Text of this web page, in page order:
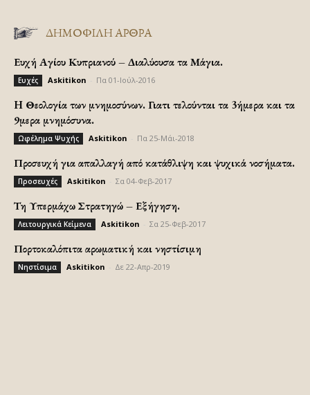
ΔΗΜΟΦΙΛΗ ΑΡΘΡΑ
Ευχή Αγίου Κυπριανού – Διαλύουσα τα Μάγια.
Ευχές Askitikon Πα 01-Ιούλ-2016
H Θεολογία των μνημοσύνων. Γιατι τελούνται τα 3ήμερα και τα
9μερα μνημόσυνα.
Ωφέλημα Ψυχής Askitikon Πα 25-Μάι-2018
Προσευχή για απαλλαγή από κατάθλιψη και ψυχικά νοσήματα.
Προσευχές Askitikon Σα 04-Φεβ-2017
Τη Υπερμάχω Στρατηγώ – Εξήγηση.
Λειτουργικά Κείμενα Askitikon Σα 25-Φεβ-2017
Πορτοκαλόπιτα αρωματική και νηστίσιμη
Νηστίσιμα Askitikon Δε 22-Απρ-2019